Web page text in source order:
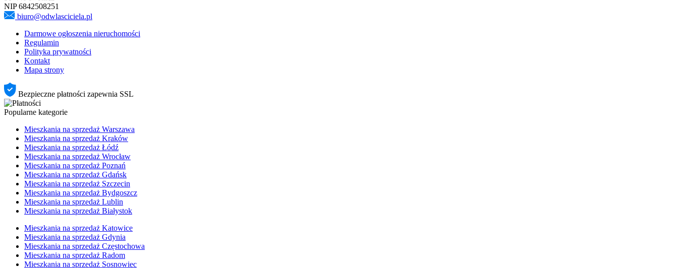
NIP 6842508251
biuro@odwlasciciela.pl
Darmowe ogłoszenia nieruchomości
Regulamin
Polityka prywatności
Kontakt
Mapa strony
Bezpieczne płatności zapewnia SSL
Popularne kategorie
Mieszkania na sprzedaż Warszawa
Mieszkania na sprzedaż Kraków
Mieszkania na sprzedaż Łódź
Mieszkania na sprzedaż Wrocław
Mieszkania na sprzedaż Poznań
Mieszkania na sprzedaż Gdańsk
Mieszkania na sprzedaż Szczecin
Mieszkania na sprzedaż Bydgoszcz
Mieszkania na sprzedaż Lublin
Mieszkania na sprzedaż Białystok
Mieszkania na sprzedaż Katowice
Mieszkania na sprzedaż Gdynia
Mieszkania na sprzedaż Częstochowa
Mieszkania na sprzedaż Radom
Mieszkania na sprzedaż Sosnowiec